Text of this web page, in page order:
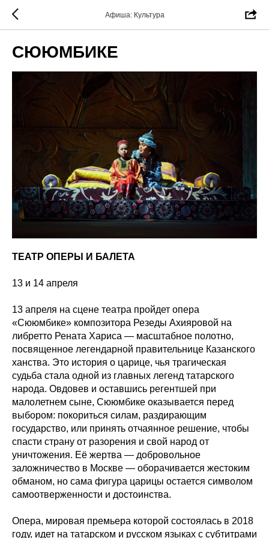
Афиша: Культура
СЮЮМБИКЕ
ТЕАТР ОПЕРЫ И БАЛЕТА
13 и 14 апреля
13 апреля на сцене театра пройдет опера
«Сююмбике» композитора Резеды Ахияровой на
либретто Рената Хариса — масштабное полотно,
посвященное легендарной правительнице Казанского
ханства. Это история о царице, чья трагическая
судьба стала одной из главных легенд татарского
народа. Овдовев и оставшись регентшей при
малолетнем сыне, Сююмбике оказывается перед
выбором: покориться силам, раздирающим
государство, или принять отчаянное решение, чтобы
спасти страну от разорения и свой народ от
уничтожения. Её жертва — добровольное
заложничество в Москве — оборачивается жестоким
обманом, но сама фигура царицы остается символом
самоотверженности и достоинства.
Опера, мировая премьера которой состоялась в 2018
году, идет на татарском и русском языках с субтитрами